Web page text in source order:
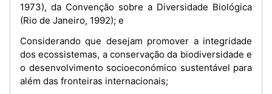
1973), da Convenção sobre a Diversidade Biológica
(Rio de Janeiro, 1992); e
Considerando que desejam promover a integridade
dos ecossistemas, a conservação da biodiversidade e
o desenvolvimento socioeconómico sustentável para
além das fronteiras internacionais;